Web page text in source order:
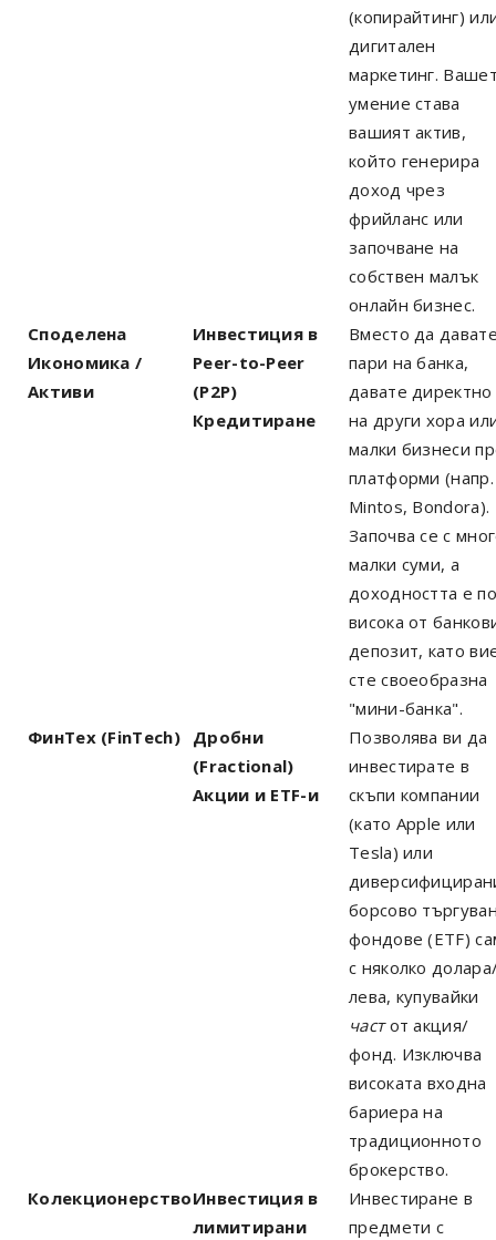
(копирайтинг)
дигитален
маркетинг.
умение става
вашият актив,
който генерира
доход чрез
фрийланс или
започване на
собствен малък
онлайн бизнес.
Споделена
Икономика /
Активи
Инвестиция в
Peer-to-Peer
(P2P)
Кредитиране
Вместо да
пари на банка,
давате директно
на други хора
малки бизнеси
платформи (напр.
Mintos, Bondora).
Започва се с
малки суми, а
доходността е
висока от
депозит, като
сте своеобразна
"мини-банка".
ФинТех (FinTech)
Дробни
(Fractional)
Акции и ETF-и
Позволява ви да
инвестирате в
скъпи компании
(като Apple или
Tesla) или
борсово
фондове (ETF)
с няколко
лева, купувайки
частот акция/
фонд. Изключва
високата входна
бариера на
традиционното
брокерство.
КолекционерствоИнвестиция в
лимитирани
Инвестиране в
предмети с